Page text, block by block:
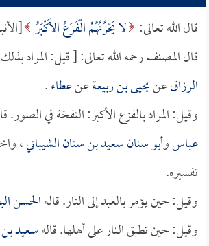
قال الله تعالى: لا يَحْزُنُهُمُ الْفَزَعُ الأَكْبَرُ
قال المصنف رحمه الله تعالى: [ قيل: المراد
الرزاقعنيحيى بن ربيعةعنعطاء.
وقيل: المراد بالفزع الأكبر: النفخة في الصور.
عباسوأبو سنان سعيد بن سنان الشيباني،
تفسيره.
وقيل: حين يؤمر بالعبد إلى النار. قالهالحسن
وقيل: حين تطبق النار على أهلها. قالهسعيد